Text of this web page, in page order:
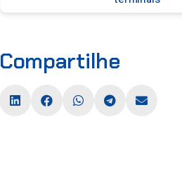
Compartilhe